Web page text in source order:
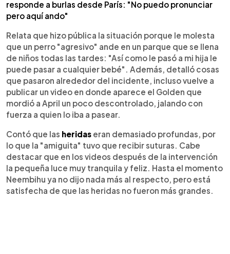
responde a burlas desde París: "No puedo pronunciar
pero aquí ando"
Relata que hizo pública la situación porque le molesta
que un perro "agresivo" ande en un parque que se llena
de niños todas las tardes: "Así como le pasó a mi hija le
puede pasar a cualquier bebé". Además, detalló cosas
que pasaron alrededor del incidente, incluso vuelve a
publicar un video en donde aparece el Golden que
mordió a April un poco descontrolado, jalando con
fuerza a quien lo iba a pasear.
Contó que las heridas eran demasiado profundas, por
lo que la "amiguita" tuvo que recibir suturas. Cabe
destacar que en los videos después de la intervención
la pequeña luce muy tranquila y feliz. Hasta el momento
Neembihu ya no dijo nada más al respecto, pero está
satisfecha de que las heridas no fueron más grandes.